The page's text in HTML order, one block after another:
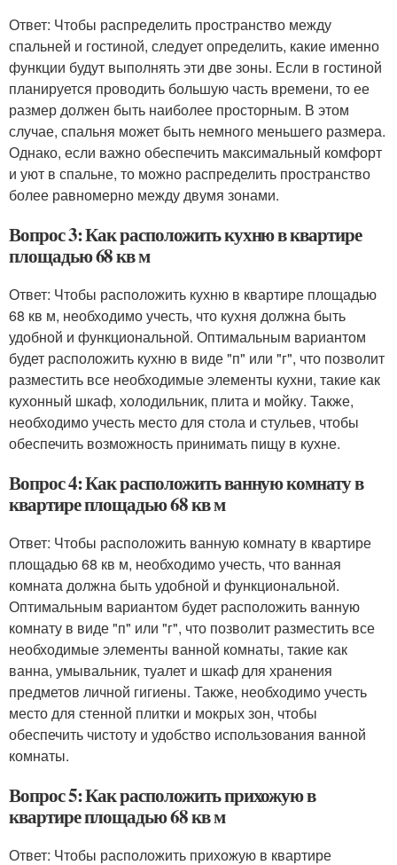
Ответ: Чтобы распределить пространство между
спальней и гостиной, следует определить, какие именно
функции будут выполнять эти две зоны. Если в гостиной
планируется проводить большую часть времени, то ее
размер должен быть наиболее просторным. В этом
случае, спальня может быть немного меньшего размера.
Однако, если важно обеспечить максимальный комфорт
и уют в спальне, то можно распределить пространство
более равномерно между двумя зонами.
Вопрос 3: Как расположить кухню в квартире
площадью 68 кв м
Ответ: Чтобы расположить кухню в квартире площадью
68 кв м, необходимо учесть, что кухня должна быть
удобной и функциональной. Оптимальным вариантом
будет расположить кухню в виде "п" или "г", что позволит
разместить все необходимые элементы кухни, такие как
кухонный шкаф, холодильник, плита и мойку. Также,
необходимо учесть место для стола и стульев, чтобы
обеспечить возможность принимать пищу в кухне.
Вопрос 4: Как расположить ванную комнату в
квартире площадью 68 кв м
Ответ: Чтобы расположить ванную комнату в квартире
площадью 68 кв м, необходимо учесть, что ванная
комната должна быть удобной и функциональной.
Оптимальным вариантом будет расположить ванную
комнату в виде "п" или "г", что позволит разместить все
необходимые элементы ванной комнаты, такие как
ванна, умывальник, туалет и шкаф для хранения
предметов личной гигиены. Также, необходимо учесть
место для стенной плитки и мокрых зон, чтобы
обеспечить чистоту и удобство использования ванной
комнаты.
Вопрос 5: Как расположить прихожую в
квартире площадью 68 кв м
Ответ: Чтобы расположить прихожую в квартире